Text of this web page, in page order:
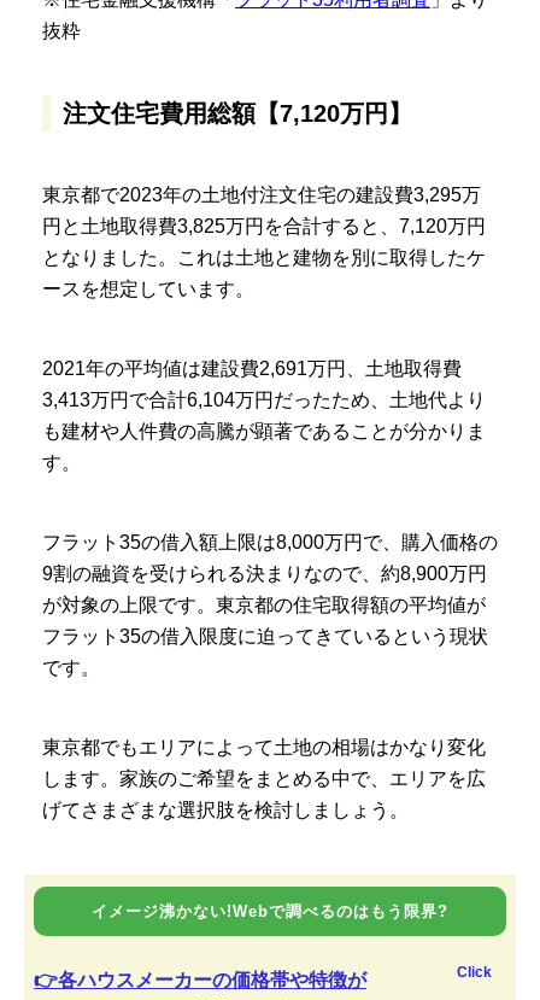
抜粋
注文住宅費用総額【7,120万円】
東京都で2023年の土地付注文住宅の建設費3,295万
円と土地取得費3,825万円を合計すると、7,120万円
となりました。これは土地と建物を別に取得したケ
ースを想定しています。
2021年の平均値は建設費2,691万円、土地取得費
3,413万円で合計6,104万円だったため、土地代より
も建材や人件費の高騰が顕著であることが分かりま
す。
フラット35の借入額上限は8,000万円で、購入価格の
9割の融資を受けられる決まりなので、約8,900万円
が対象の上限です。東京都の住宅取得額の平均値が
フラット35の借入限度に迫ってきているという現状
です。
東京都でもエリアによって土地の相場はかなり変化
します。家族のご希望をまとめる中で、エリアを広
げてさまざまな選択肢を検討しましょう。
イメージ沸かない!Webで調べるのはもう限界?
👉各ハウスメーカーの価格帯や特徴が
Click